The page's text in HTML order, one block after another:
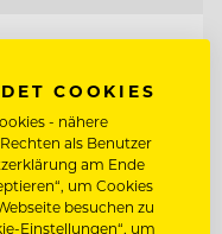
&
COOKIES
- nähere
als Benutzer
am Ende
um Cookies
besuchen zu
Einstellungen“, um